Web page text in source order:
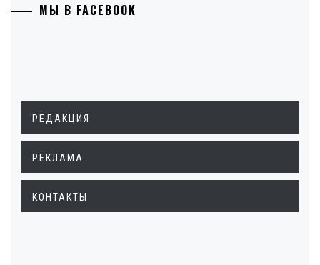
МЫ В FACEBOOK
РЕДАКЦИЯ
РЕКЛАМА
КОНТАКТЫ